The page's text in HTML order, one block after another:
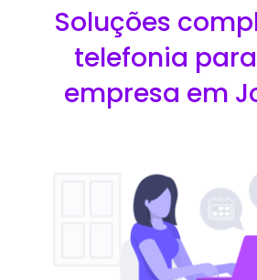
Soluções
telefonia
empresa em